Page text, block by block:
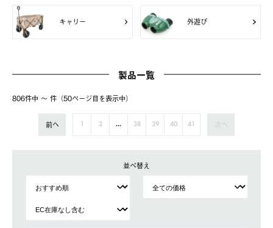
キャリー 外遊び
製品一覧
806件中 〜 件（50ページ⽬を表⽰中）
前へ 2 ... 38 39 40 41 次へ
並べ替え